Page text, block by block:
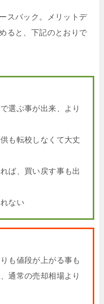
スバック。メリットデ
ると、下記のとおりで
選ぶ事が出来、より
も転校しなくて大丈
ば、買い戻す事も出
ない
も値段が上がる事も
通常の売却相場より